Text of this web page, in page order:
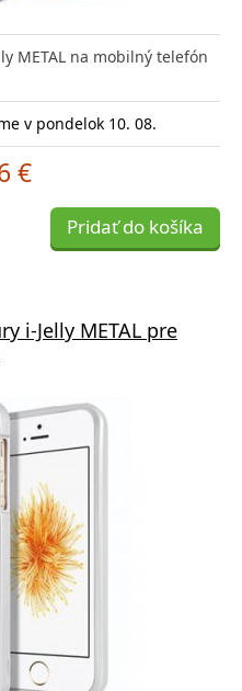
METAL na mobilný telefón
v pondelok 10. 08.
€
Pridať do košíka
i-Jelly METAL pre